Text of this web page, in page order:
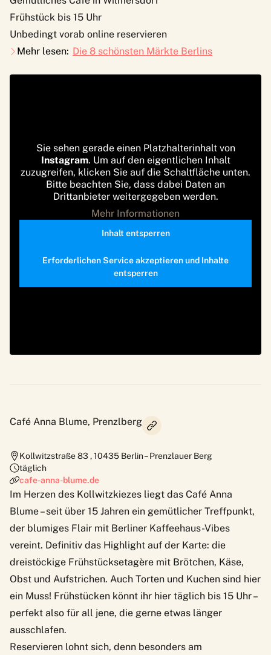
Frühstück bis 15 Uhr
Unbedingt vorab online reservieren
Mehr lesen: Die 8 schönsten Märkte Berlins
Sie sehen gerade einen Platzhalterinhalt von
Instagram. Um auf den eigentlichen Inhalt
zuzugreifen, klicken Sie auf die Schaltfläche unten.
Bitte beachten Sie, dass dabei Daten an
Drittanbieter weitergegeben werden.
Mehr Informationen
Inhalt entsperren
Erforderlichen Service akzeptieren und Inhalte
entsperren
Café Anna Blume, Prenzlberg
Kollwitzstraße 83 ,10435 Berlin – Prenzlauer Berg
täglich
cafe-anna-blume.de
Im Herzen des Kollwitzkiezes liegt das Café Anna
Blume– seit über 15 Jahren ein gemütlicher Treffpunkt,
der blumiges Flair mit Berliner Kaffeehaus-Vibes
vereint. Definitiv das Highlight auf der Karte: die
dreistöckige Frühstücksetagère mit Brötchen, Käse,
Obst und Aufstrichen. Auch Torten und Kuchen sind hier
ein Muss! Frühstücken könnt ihr hier täglich bis 15 Uhr –
perfekt also für all jene, die gerne etwas länger
ausschlafen.
Reservieren lohnt sich, denn besonders am